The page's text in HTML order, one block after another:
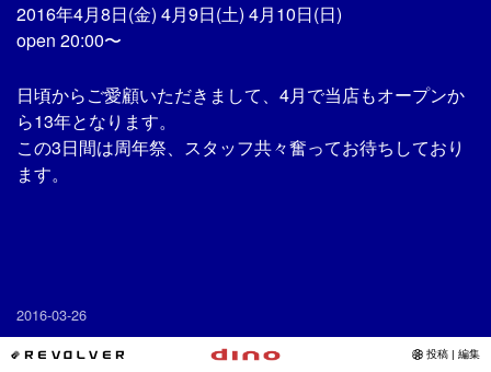
2016年4月8日(金) 4月9日(土) 4月10日(日)
open 20:00〜
日頃からご愛顧いただきまして、4月で当店もオープンか
ら13年となります。
この3日間は周年祭、スタッフ共々奮ってお待ちしており
ます。
2016-03-26
*REVOLVER 投稿 | 編集